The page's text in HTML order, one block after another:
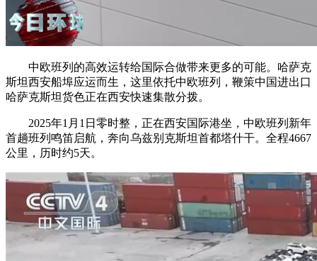
中欧班列的高效运转给国际合做带来更多的可能。哈萨克
斯坦西安船埠应运而生，这里依托中欧班列，鞭策中国进出口
哈萨克斯坦货色正在西安快速集散分拨。
2025年1月1日零时整，正在西安国际港坐，中欧班列新年
首趟班列鸣笛启航，奔向乌兹别克斯坦首都塔什干。全程4667
公里，历时约5天。